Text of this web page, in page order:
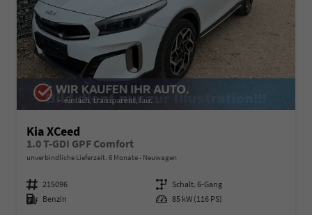
Kia XCeed
1.0 T-GDI GPF Comfort
unverbindliche Lieferzeit: 6 Monate Neuwagen
Fahrzeugnummer 215096 Getriebe Schalt. 6-Gang
Kraftstoff Benzin Leistung 85 kW (116 PS)